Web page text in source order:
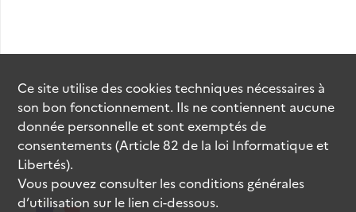
Ce site utilise descookiestechniques nécessaires à
son bon fonctionnement. Ils ne contiennent aucune
donnée personnelle et sont exemptés de
consentements (Article 82 de la loi Informatique et
Libertés).
Vous pouvez consulter les conditions générales
d’utilisation sur le lien ci-dessous.